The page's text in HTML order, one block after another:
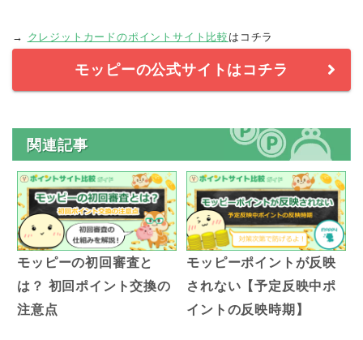
→ クレジットカードのポイントサイト比較 はコチラ
モッピーの公式サイトはコチラ
関連記事
モッピーの初回審査と
は？ 初回ポイント交換の
注意点
モッピーポイントが反映
されない【予定反映中ポ
イントの反映時期】